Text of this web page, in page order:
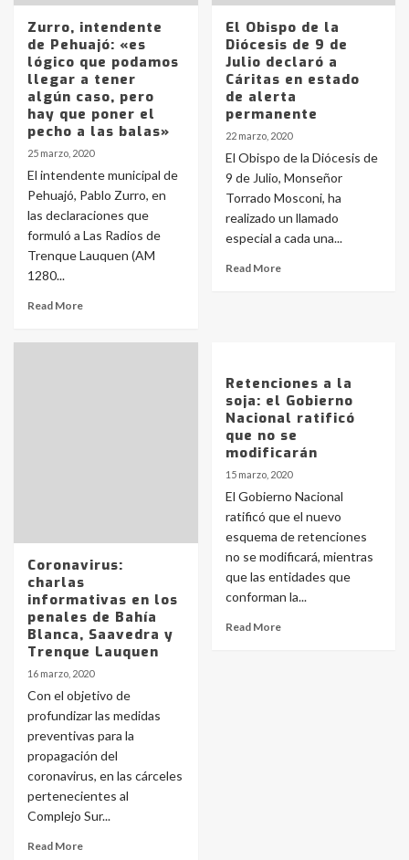
Zurro, intendente
de Pehuajó: «es
lógico que podamos
llegar a tener
algún caso, pero
hay que poner el
pecho a las balas»
25 marzo, 2020
El intendente municipal de
Pehuajó, Pablo Zurro, en
las declaraciones que
formuló a Las Radios de
Trenque Lauquen (AM
1280...
Read More
El Obispo de la
Diócesis de 9 de
Julio declaró a
Cáritas en estado
de alerta
permanente
22 marzo, 2020
El Obispo de la Diócesis de
9 de Julio, Monseñor
Torrado Mosconi, ha
realizado un llamado
especial a cada una...
Read More
Coronavirus:
charlas
informativas en los
penales de Bahía
Blanca, Saavedra y
Trenque Lauquen
16 marzo, 2020
Con el objetivo de
profundizar las medidas
preventivas para la
propagación del
coronavirus, en las cárceles
pertenecientes al
Complejo Sur...
Read More
Retenciones a la
soja: el Gobierno
Nacional ratificó
que no se
modificarán
15 marzo, 2020
El Gobierno Nacional
ratificó que el nuevo
esquema de retenciones
no se modificará, mientras
que las entidades que
conforman la...
Read More